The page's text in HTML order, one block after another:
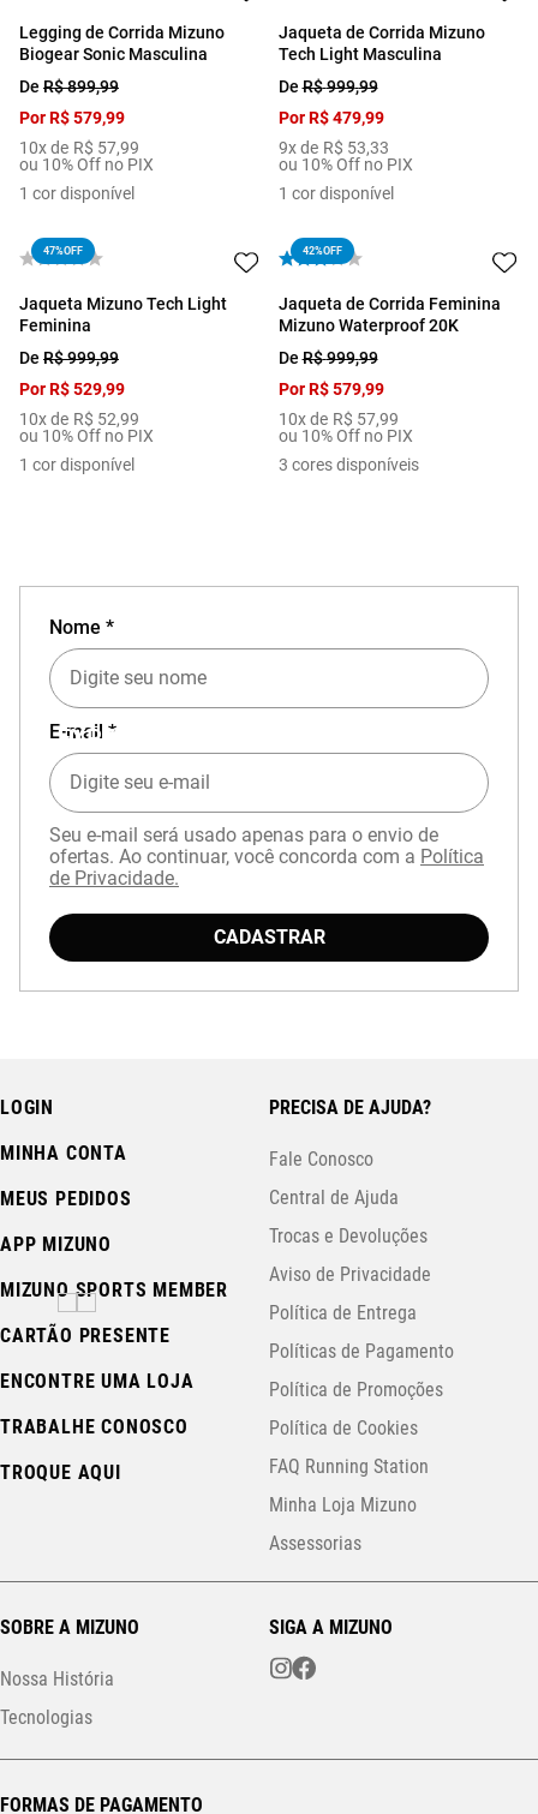
Legging de Corrida Mizuno
Biogear Sonic Masculina
De R$899,99
PorR$579,99
10x de R$ 57,99
ou 10% Off no PIX
1 cor disponível
Jaqueta de Corrida Mizuno
Tech Light Masculina
DeR$999,99
PorR$ 479,99
9x de R$ 53,33
ou 10% Off no PIX
1 cor disponível
47%OFF
Jaqueta Mizuno Tech Light
Feminina
De R$999,99
PorR$529,99
10x de R$ 52,99
ou 10% Off no PIX
1 cor disponível
42%OFF
Jaqueta de Corrida Feminina
Mizuno Waterproof 20K
DeR$999,99
PorR$ 579,99
10x de R$ 57,99
ou 10% Off no PIX
3 cores disponíveis
EXPERIÊNCIA MIZUNO NO APP
Nome *
E-mail *
Seu e-mail será usado apenas para o envio de
ofertas. Ao continuar, você concorda com a Política
de Privacidade.
CADASTRAR
LOGIN
MINHA CONTA
MEUS PEDIDOS
APP MIZUNO
MIZUNO SPORTS MEMBER
CARTÃO PRESENTE
ENCONTRE UMA LOJA
TRABALHE CONOSCO
TROQUE AQUI
PRECISA DE AJUDA?
Fale Conosco
Central de Ajuda
Trocas e Devoluções
Aviso de Privacidade
Política de Entrega
Políticas de Pagamento
Política de Promoções
Política de Cookies
FAQ Running Station
Minha Loja Mizuno
Assessorias
SOBRE A MIZUNO
Nossa História
Tecnologias
SIGA A MIZUNO
FORMAS DE PAGAMENTO